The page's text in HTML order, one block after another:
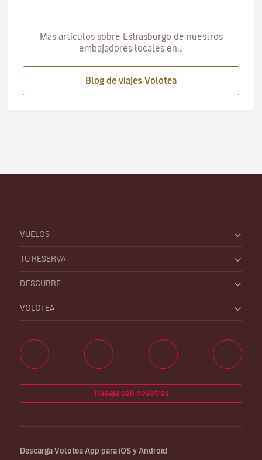
Más artículos sobre Estrasburgo de nuestros
embajadores locales en…
Blog de viajes Volotea
VUELOS
TU RESERVA
DESCUBRE
VOLOTEA
Trabaja con nosotros
Descarga Volotea App para iOS y Android